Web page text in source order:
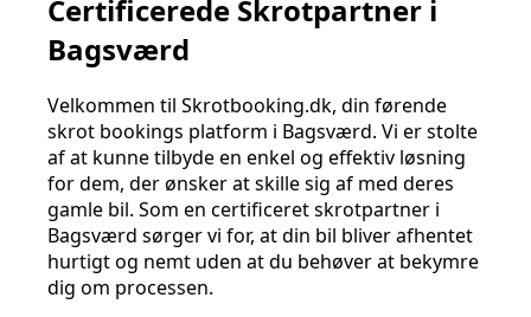
Certificerede Skrotpartner i
Bagsværd
Velkommen til Skrotbooking.dk, din førende
skrot bookings platform i Bagsværd. Vi er stolte
af at kunne tilbyde en enkel og effektiv løsning
for dem, der ønsker at skille sig af med deres
gamle bil. Som en certificeret skrotpartner i
Bagsværd sørger vi for, at din bil bliver afhentet
hurtigt og nemt uden at du behøver at bekymre
dig om processen.